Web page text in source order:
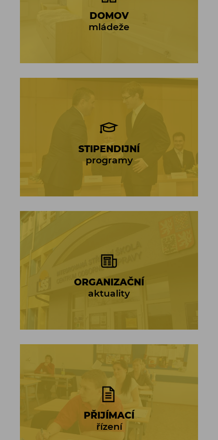
DOMOV
mládeže
STIPENDIJNÍ
programy
ORGANIZAČNÍ
aktuality
PŘIJÍMACÍ
řízení